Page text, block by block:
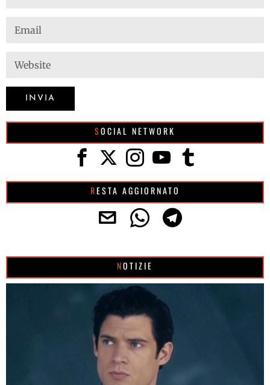
SOCIAL NETWORK
RESTA AGGIORNATO
NOTIZIE